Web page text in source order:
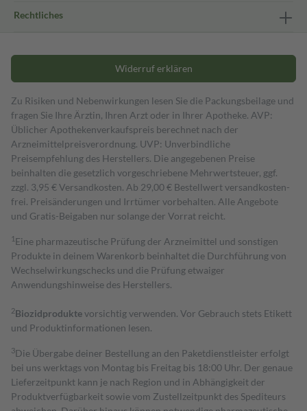
Rechtliches
Widerruf erklären
Zu Risiken und Nebenwirkungen lesen Sie die Packungsbeilage und
fragen Sie Ihre Ärztin, Ihren Arzt oder in Ihrer Apotheke. AVP:
Üblicher Apothekenverkaufspreis berechnet nach der
Arzneimittelpreisverordnung. UVP: Unverbindliche
Preisempfehlung des Herstellers. Die angegebenen Preise
beinhalten die gesetzlich vorgeschriebene Mehrwertsteuer, ggf.
zzgl. 3,95 € Versandkosten. Ab 29,00 € Bestell­wert versand­kosten­
frei. Preisänderungen und Irrtümer vorbehalten. Alle Angebote
und Gratis-Beigaben nur solange der Vorrat reicht.
1 Eine pharmazeutische Prüfung der Arzneimittel und sonstigen
Produkte in deinem Warenkorb beinhaltet die Durchführung von
Wechselwirkungschecks und die Prüfung etwaiger
Anwendungshinweise des Herstellers.
2Biozidproduktevorsichtig verwenden. Vor Gebrauch stets Etikett
und Produktinformationen lesen.
3Die Übergabe deiner Bestellung an den Paketdienstleister erfolgt
bei uns werktags von Montag bis Freitag bis 18:00 Uhr. Der genaue
Lieferzeitpunkt kann je nach Region und in Abhängigkeit der
Produktverfügbarkeit sowie vom Zustellzeitpunkt des Spediteurs